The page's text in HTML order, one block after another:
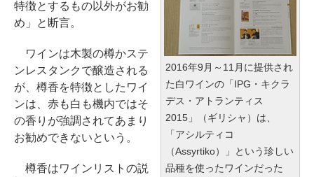
2016年9月～11月に提供され
た白ワインの「IPG・キクラ
デス・アトランティス
2015」（ギリシャ）は、
「アシルティコ
（Assyrtiko）」という珍しい
品種を使ったワインだった
特徴とするもの以外がお勧
め」と断言。
ワインは木製の樽かステ
ンレスタンクで醸造される
が、樽香を特徴としたワイ
ンは、赤も白も機内ではそ
の香りが強調されてあまり
お勧めできないという。
樽香はワインリストの説